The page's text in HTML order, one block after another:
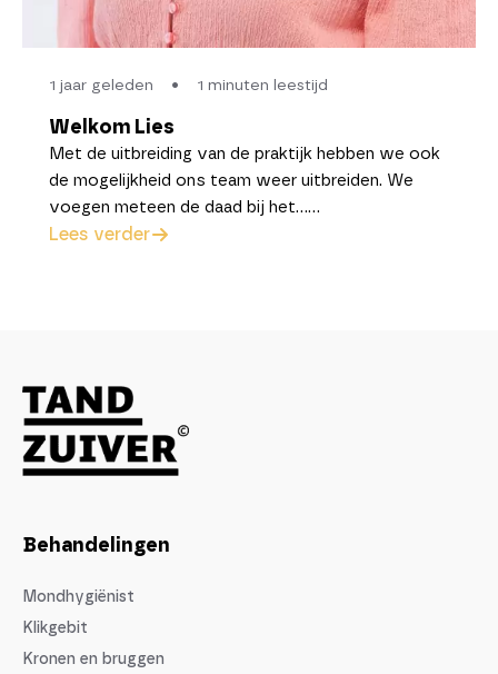
1 jaar geleden • 1 minuten leestijd
Welkom Lies
Met de uitbreiding van de praktijk hebben we ook
de mogelijkheid ons team weer uitbreiden. We
voegen meteen de daad bij het……
Lees verder
Behandelingen
Mondhygiënist
Klikgebit
Kronen en bruggen